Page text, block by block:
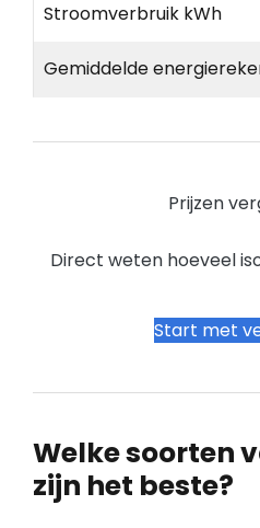
Stroomverbruik kWh
Gemiddelde
Prijzen
Direct weten hoeveel
Start met
Welke soorten
zijn het beste?